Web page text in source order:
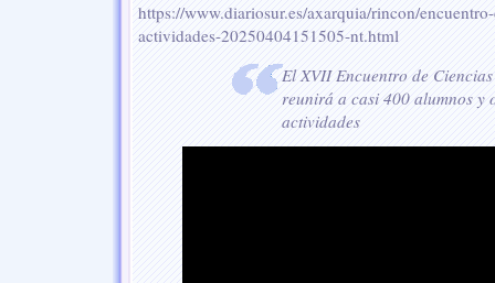
https://www.diariosur.es/axarquia/rincon/
actividades-20250404151505-nt.html
El XVII Encuentro de
reunirá a casi 400 alumnos y
actividades